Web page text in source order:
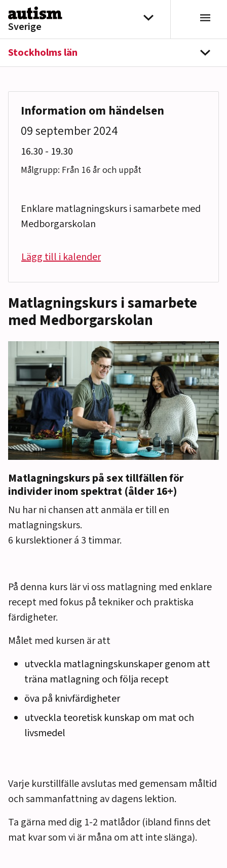
Hoppa till innehåll
Sverige
Välj distrikt
Stockholms län
Matlagningskurs i samarbete
med Medborgarskolan
Matlagningskurs på sex tillfällen för
individer inom spektrat (ålder 16+)
Nu har ni chansen att anmäla er till en
matlagningskurs.
6 kurslektioner á 3 timmar.
På denna kurs lär vi oss matlagning med enklare
recept med fokus på tekniker och praktiska
färdigheter.
Målet med kursen är att
utveckla matlagningskunskaper genom att
träna matlagning och följa recept
öva på knivfärdigheter
utveckla teoretisk kunskap om mat och
livsmedel
Varje kurstillfälle avslutas med gemensam måltid
och sammanfattning av dagens lektion.
Ta gärna med dig 1-2 matlådor (ibland finns det
mat kvar som vi är måna om att inte slänga).
Information om händelsen
09 september 2024
16.30 till
- 19.30
Målgrupp: Från 16 år och uppåt
Enklare matlagningskurs i samarbete med
Medborgarskolan
Lägg till i kalender